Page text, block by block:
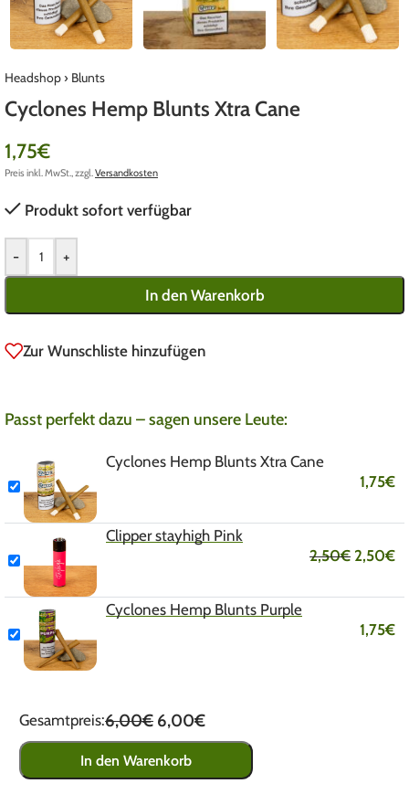
Headshop› Blunts
Cyclones Hemp Blunts Xtra Cane
1,75€
Preis inkl. MwSt., zzgl.Versandkosten
Produkt sofort verfügbar
- +
In den Warenkorb
Zur Wunschliste hinzufügen
Passt perfekt dazu – sagen unsere Leute:
Cyclones Hemp Blunts Xtra Cane
1,75€
Clipper stayhigh Pink
2,50€ 2,50€
Cyclones Hemp Blunts Purple
1,75€
Gesamtpreis:6,00€ 6,00€
In den Warenkorb